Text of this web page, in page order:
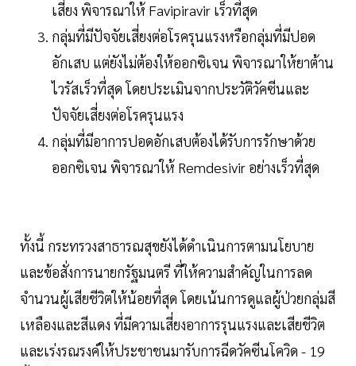
เสี่ยง พิจารณาให้ Favipiravir เร็วที่สุด
กลุ่มที่มีปัจจัยเสี่ยงต่อโรครุนแรงหรือกลุ่มที่มีปอด
อักเสบ แต่ยังไม่ต้องให้ออกซิเจน พิจารณาให้ยาต้าน
ไวรัสเร็วที่สุด โดยประเมินจากประวัติวัคซีนและ
ปัจจัยเสี่ยงต่อโรครุนแรง
กลุ่มที่มีอาการปอดอักเสบต้องได้รับการรักษาด้วย
ออกซิเจน พิจารณาให้ Remdesivir อย่างเร็วที่สุด
ทั้งนี้ กระทรวงสาธารณสุขยังได้ดำเนินการตามนโยบาย
และข้อสั่งการนายกรัฐมนตรี ที่ให้ความสำคัญในการลด
จำนวนผู้เสียชีวิตให้น้อยที่สุด โดยเน้นการดูแลผู้ป่วยกลุ่มสี
เหลืองและสีแดง ที่มีความเสี่ยงอาการรุนแรงและเสียชีวิต
และเร่งรณรงค์ให้ประชาชนมารับการฉีดวัคซีนโควิด - 19